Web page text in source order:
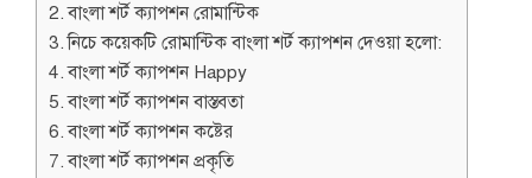
বাংলা শর্ট ক্যাপশন রোমান্টিক
নিচে কয়েকটি রোমান্টিক বাংলা শর্ট ক্যাপশন দেওয়া হলো:
বাংলা শর্ট ক্যাপশন Happy
বাংলা শর্ট ক্যাপশন বাস্তবতা
বাংলা শর্ট ক্যাপশন কষ্টের
বাংলা শর্ট ক্যাপশন প্রকৃতি